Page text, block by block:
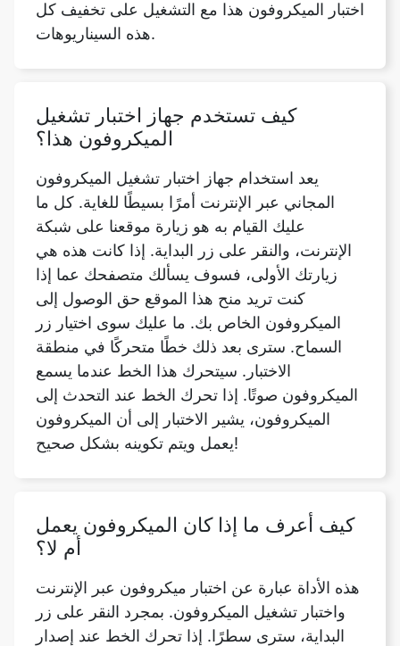
اختبار الميكروفون هذا مع التشغيل على تخفيف كل
هذه السيناريوهات.
كيف تستخدم جهاز اختبار تشغيل
الميكروفون هذا؟
يعد استخدام جهاز اختبار تشغيل الميكروفون
المجاني عبر الإنترنت أمرًا بسيطًا للغاية. كل ما
عليك القيام به هو زيارة موقعنا على شبكة
الإنترنت، والنقر على زر البداية. إذا كانت هذه هي
زيارتك الأولى، فسوف يسألك متصفحك عما إذا
كنت تريد منح هذا الموقع حق الوصول إلى
الميكروفون الخاص بك. ما عليك سوى اختيار زر
السماح. سترى بعد ذلك خطًا متحركًا في منطقة
الاختبار. سيتحرك هذا الخط عندما يسمع
الميكروفون صوتًا. إذا تحرك الخط عند التحدث إلى
الميكروفون، يشير الاختبار إلى أن الميكروفون
يعمل ويتم تكوينه بشكل صحيح!
كيف أعرف ما إذا كان الميكروفون يعمل
أم لا؟
هذه الأداة عبارة عن اختبار ميكروفون عبر الإنترنت
واختبار تشغيل الميكروفون. بمجرد النقر على زر
البداية، سترى سطرًا. إذا تحرك الخط عند إصدار